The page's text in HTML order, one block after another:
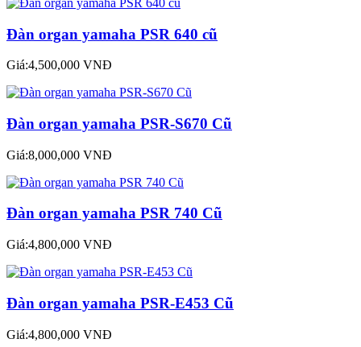
Đàn organ yamaha PSR 640 cũ
Giá:4,500,000 VNĐ
Đàn organ yamaha PSR-S670 Cũ
Giá:8,000,000 VNĐ
Đàn organ yamaha PSR 740 Cũ
Giá:4,800,000 VNĐ
Đàn organ yamaha PSR-E453 Cũ
Giá:4,800,000 VNĐ